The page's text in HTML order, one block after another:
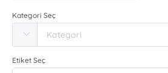
Kategori Seç
Etiket Seç